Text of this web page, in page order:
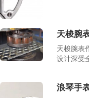
天梭腕
天梭腕表
设计深受
浪琴手